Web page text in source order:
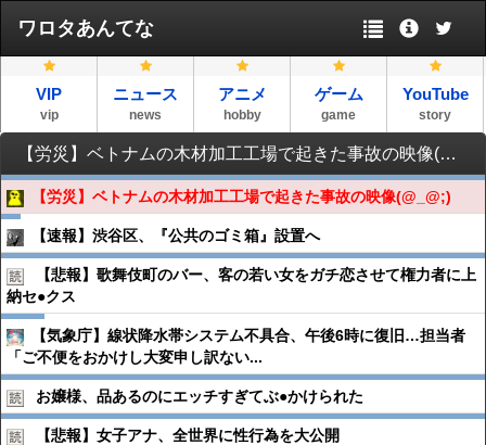
ワロタあんてな
VIP
vip
ニュース
news
アニメ
hobby
ゲーム
game
YouTube
story
【労災】ベトナムの木材加工工場で起きた事故の映像(@_@;)
【労災】ベトナムの木材加工工場で起きた事故の映像(@_@;)
【速報】渋谷区、『公共のゴミ箱』設置へ
【悲報】歌舞伎町のバー、客の若い女をガチ恋させて権力者に上
納セ●︎クス
【気象庁】線状降水帯システム不具合、午後6時に復旧…担当者
「ご不便をおかけし大変申し訳ない...
お嬢様、品あるのにエッチすぎてぶ●︎かけられた
【悲報】女子アナ、全世界に性行為を大公開